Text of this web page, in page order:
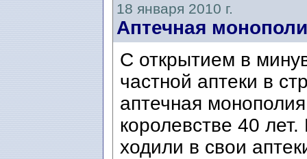
18 января 2010 г.
Аптечная
С открытием в
частной аптеки в
аптечная
королевстве 40
ходили в свои